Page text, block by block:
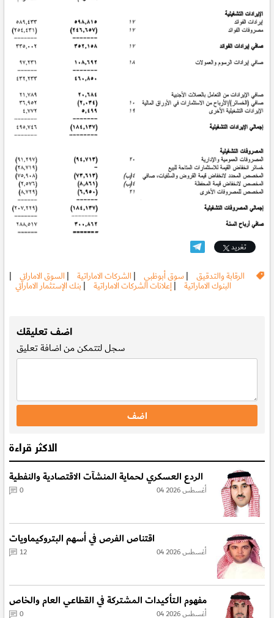
تغريد
الرقابة والتدقيق |سوق أبوظبي | الشركات الاماراتية | السوق الاماراتي |
البنوك الاماراتية |إعلانات الشركات الاماراتية | بنك الإستثمار الاماراتي
اضف تعليقك
سجللتتمكن من اضافة تعليق
الاكثر قراءة
الردع العسكري لحماية المنشآت الاقتصادية والنفطية
04 أغسطس 2026 0
اقتناص الفرص في أسهم البتروكيماويات
04 أغسطس 2026 12
مفهوم الـتأكيدات المشتركة في القطاعي العام والخاص
04 أغسطس 2026 0